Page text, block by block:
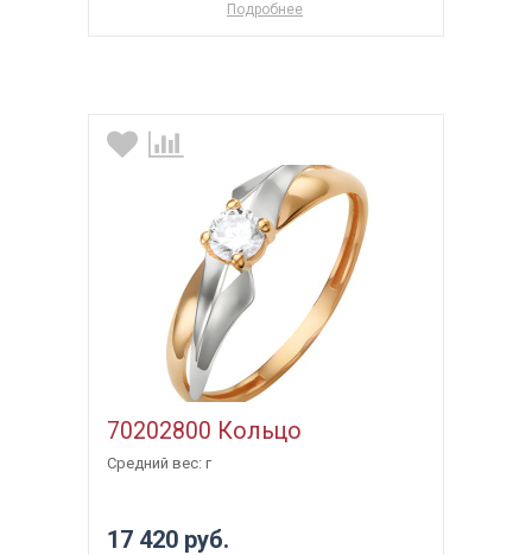
Подробнее
70202800 Кольцо
Средний вес: г
17 420 руб.